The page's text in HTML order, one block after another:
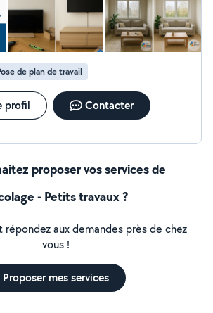
de plan de travail
profil Contacter
proposer vos services de
- Petits travaux ?
répondez aux demandes près de chez
vous !
Proposer mes services